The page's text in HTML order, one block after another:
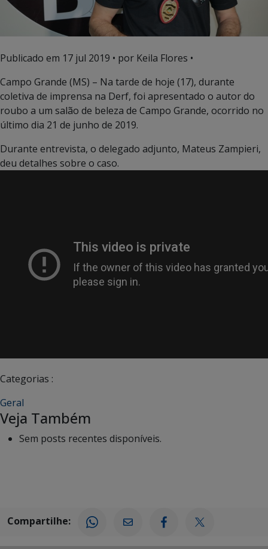
Publicado em 17 jul 2019 • por Keila Flores •
Campo Grande (MS) – Na tarde de hoje (17), durante
coletiva de imprensa na Derf, foi apresentado o autor do
roubo a um salão de beleza de Campo Grande, ocorrido no
último dia 21 de junho de 2019.
Durante entrevista, o delegado adjunto, Mateus Zampieri,
deu detalhes sobre o caso.
Categorias :
Geral
Veja Também
Sem posts recentes disponíveis.
Compartilhe: